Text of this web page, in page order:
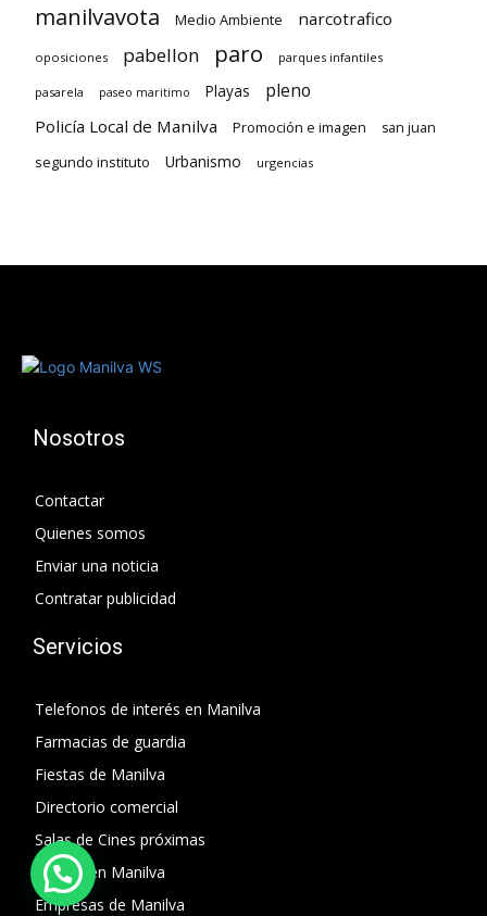
manilvavota Medio Ambiente narcotrafico
oposiciones pabellon paro parques infantiles
pasarela paseo maritimo Playas pleno
Policía Local de Manilva Promoción e imagen san juan
segundo instituto Urbanismo urgencias
Nosotros
Contactar
Quienes somos
Enviar una noticia
Contratar publicidad
Servicios
Telefonos de interés en Manilva
Farmacias de guardia
Fiestas de Manilva
Directorio comercial
Salas de Cines próximas
El Paro en Manilva
Empresas de Manilva